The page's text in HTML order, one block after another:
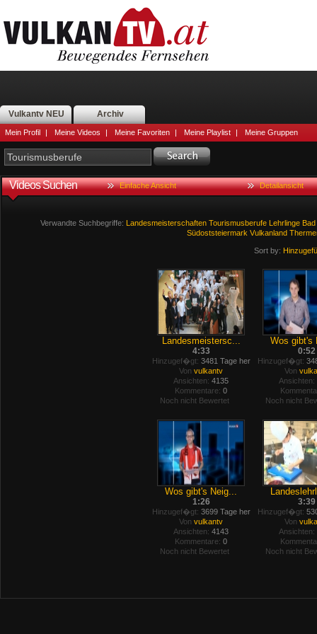
Vulkantv NEU Archiv
Mein Profil | Meine Videos | Meine Favoriten | Meine Playlist | Meine Gruppen
Videos Suchen Einfache Ansicht Detailansicht
Verwandte Suchbegriffe: Landesmeisterschaften Tourismusberufe Lehrlinge Bad
Südoststeiermark Vulkanland
Sort by:
Landesmeistersc...
4:33
Hinzugef�gt: 3481 Tage her
Von vulkantv
Ansichten: 4135
Kommentare: 0
Noch nicht Bewertet
Wos gibt's
0:52
Hinzugef�gt:
Von
Ansichten:
Noch nicht
Wos gibt's Neig...
1:26
Hinzugef�gt: 3699 Tage her
Von vulkantv
Ansichten: 4143
Kommentare: 0
Noch nicht Bewertet
3:39
Hinzugef�gt:
Von
Ansichten:
Noch nicht